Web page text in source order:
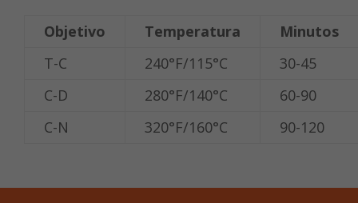
Objetivo Temperatura
Minutos
T-C
240°F/115°C
30-45
C-D
280°F/140°C
60-90
C-N
320°F/160°C 90-120